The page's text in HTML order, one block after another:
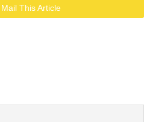
Mail This Article